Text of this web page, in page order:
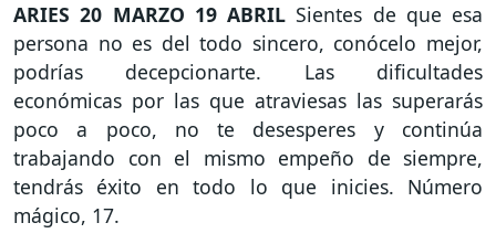
ARIES 20 MARZO 19 ABRIL Sientes de que esa
persona no es del todo sincero, conócelo mejor,
podrías decepcionarte. Las dificultades
económicas por las que atraviesas las superarás
poco a poco, no te desesperes y continúa
trabajando con el mismo empeño de siempre,
tendrás éxito en todo lo que inicies. Número
mágico, 17.